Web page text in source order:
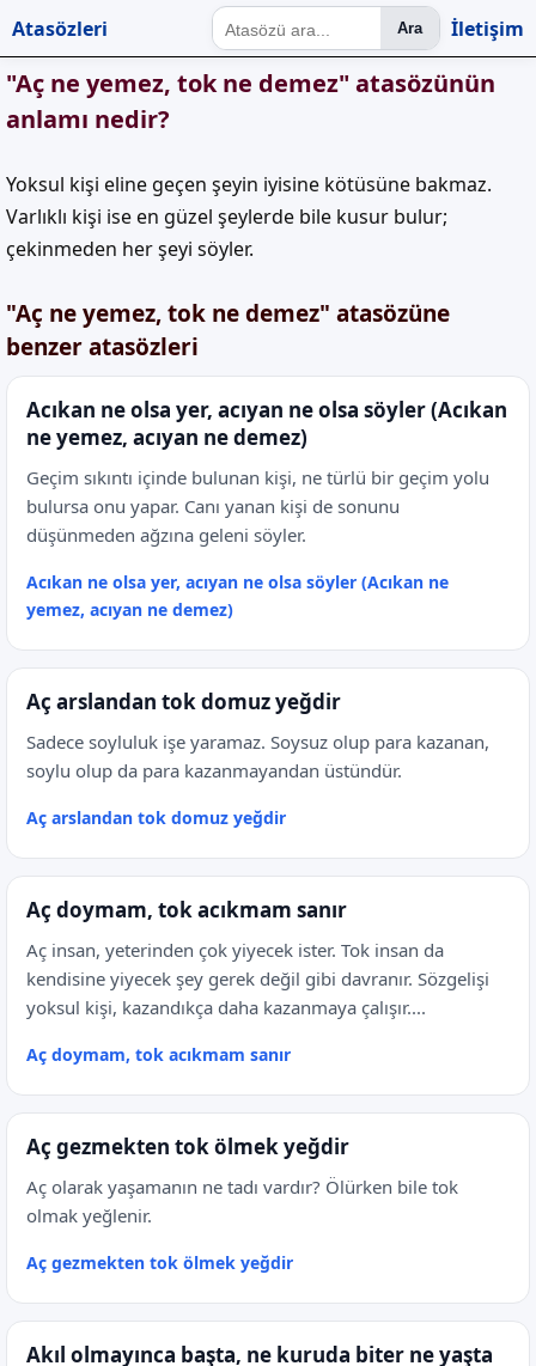
Atasözleri Ara İletişim
"Aç ne yemez, tok ne demez" atasözünün
anlamı nedir?
Yoksul kişi eline geçen şeyin iyisine kötüsüne bakmaz.
Varlıklı kişi ise en güzel şeylerde bile kusur bulur;
çekinmeden her şeyi söyler.
"Aç ne yemez, tok ne demez" atasözüne
benzer atasözleri
Acıkan ne olsa yer, acıyan ne olsa söyler (Acıkan
ne yemez, acıyan ne demez)
Geçim sıkıntı içinde bulunan kişi, ne türlü bir geçim yolu
bulursa onu yapar. Canı yanan kişi de sonunu
düşünmeden ağzına geleni söyler.
Acıkan ne olsa yer, acıyan ne olsa söyler (Acıkan ne
yemez, acıyan ne demez)
Aç arslandan tok domuz yeğdir
Sadece soyluluk işe yaramaz. Soysuz olup para kazanan,
soylu olup da para kazanmayandan üstündür.
Aç arslandan tok domuz yeğdir
Aç doymam, tok acıkmam sanır
Aç insan, yeterinden çok yiyecek ister. Tok insan da
kendisine yiyecek şey gerek değil gibi davranır. Sözgelişi
yoksul kişi, kazandıkça daha kazanmaya çalışır....
Aç doymam, tok acıkmam sanır
Aç gezmekten tok ölmek yeğdir
Aç olarak yaşamanın ne tadı vardır? Ölürken bile tok
olmak yeğlenir.
Aç gezmekten tok ölmek yeğdir
Akıl olmayınca başta, ne kuruda biter ne yaşta